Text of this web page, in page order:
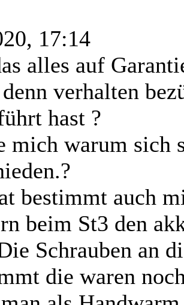
17:14
alles auf
verhalten
hast ?
mich warum sich
bestimmt auch
beim St3 den
Schrauben an
die waren